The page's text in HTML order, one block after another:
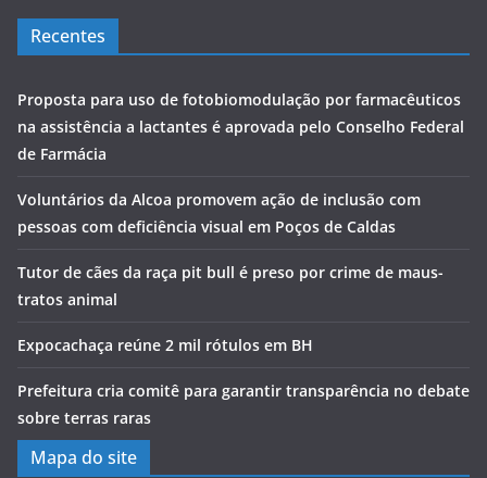
Recentes
Proposta para uso de fotobiomodulação por farmacêuticos
na assistência a lactantes é aprovada pelo Conselho Federal
de Farmácia
Voluntários da Alcoa promovem ação de inclusão com
pessoas com deficiência visual em Poços de Caldas
Tutor de cães da raça pit bull é preso por crime de maus-
tratos animal
Expocachaça reúne 2 mil rótulos em BH
Prefeitura cria comitê para garantir transparência no debate
sobre terras raras
Mapa do site